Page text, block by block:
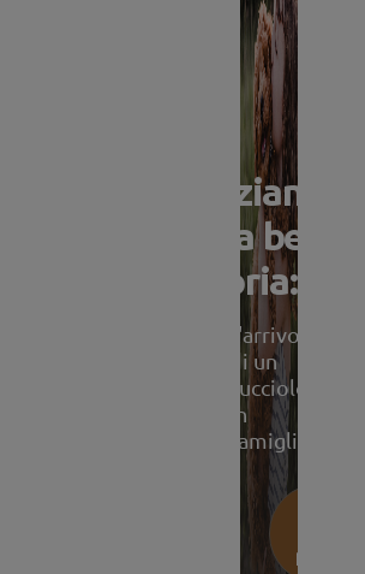
Iniziando
una bella
storia:
L'arrivo
di un
cucciolo
in
famiglia
prodotto